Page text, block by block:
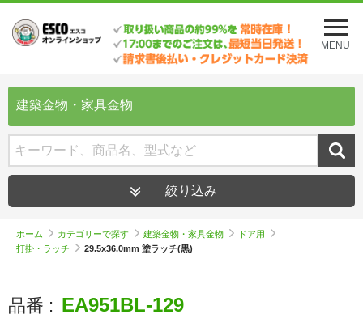
メ
ニ
ュ
を
MENU
建築金物・家具金物
絞り込み
ホーム カテゴリーで探す 建築金物・家具金物
ドア用
打掛・ラッチ
29.5x36.0mm 塗ラッチ(黒)
品番 : EA951BL-129